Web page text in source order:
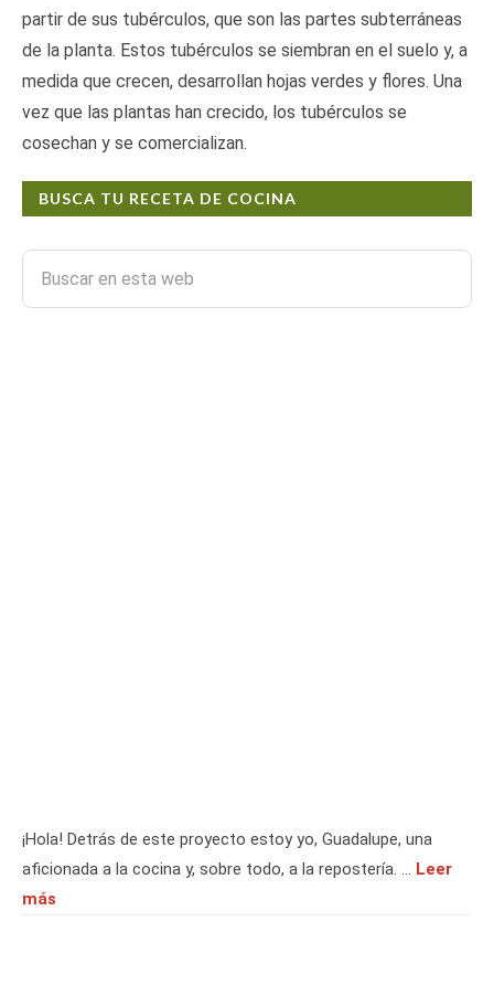
partir de sus tubérculos, que son las partes subterráneas
de la planta. Estos tubérculos se siembran en el suelo y, a
medida que crecen, desarrollan hojas verdes y flores. Una
vez que las plantas han crecido, los tubérculos se
cosechan y se comercializan.
BUSCA TU RECETA DE COCINA
¡Hola! Detrás de este proyecto estoy yo, Guadalupe, una
aficionada a la cocina y, sobre todo, a la repostería. … Leer
más